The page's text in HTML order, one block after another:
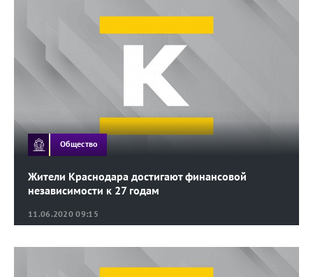
11.06.2020 09:15
Жители Краснодара достигают финансовой
независимости к 27 годам
Общество